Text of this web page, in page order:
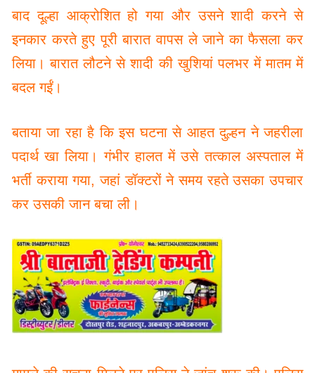
बाद दूल्हा आक्रोशित हो गया और उसने शादी करने से
इनकार करते हुए पूरी बारात वापस ले जाने का फैसला कर
लिया। बारात लौटने से शादी की खुशियां पलभर में मातम में
बदल गईं।
बताया जा रहा है कि इस घटना से आहत दुल्हन ने जहरीला
पदार्थ खा लिया। गंभीर हालत में उसे तत्काल अस्पताल में
भर्ती कराया गया, जहां डॉक्टरों ने समय रहते उसका उपचार
कर उसकी जान बचा ली।